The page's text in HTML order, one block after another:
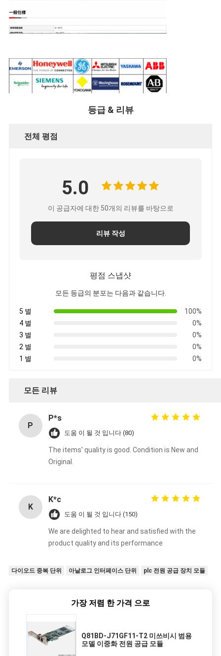
등급 & 리뷰
전체 평점
5.0
이 공급자에 대한 50개의 리뷰를 바탕으로
리뷰 작성
평점 스냅샷
모든 등급의 분포는 다음과 같습니다.
5 별
100%
4 별
0%
3 별
0%
2 별
0%
1 별
0%
모든 리뷰
P
P*s
도움 이 될 것 입니다 (80)
The items' quality is good. Condition is New and
Original.
K
K*c
도움 이 될 것 입니다 (150)
We are delighted to hear and satisfied with the
product quality and its performance
다이오드 중복 단위 아날로그 인터페이스 단위 plc 전원 공급 장치 모듈
가장 저렴 한 가격 으로
Q81BD-J71GF11-T2 미쓰비시 범용
모델 이중화 전원 공급 모듈